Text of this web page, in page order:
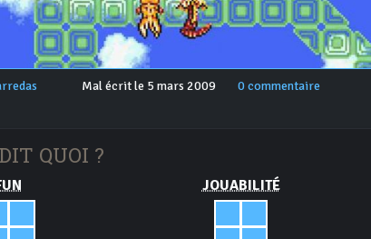
Mal écrit le 5 mars 2009 0 commentaire
QUOI ?
JOUABILITÉ